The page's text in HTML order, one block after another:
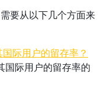
要从以下几个方面来
际用户的留存率？
国际用户的留存率的